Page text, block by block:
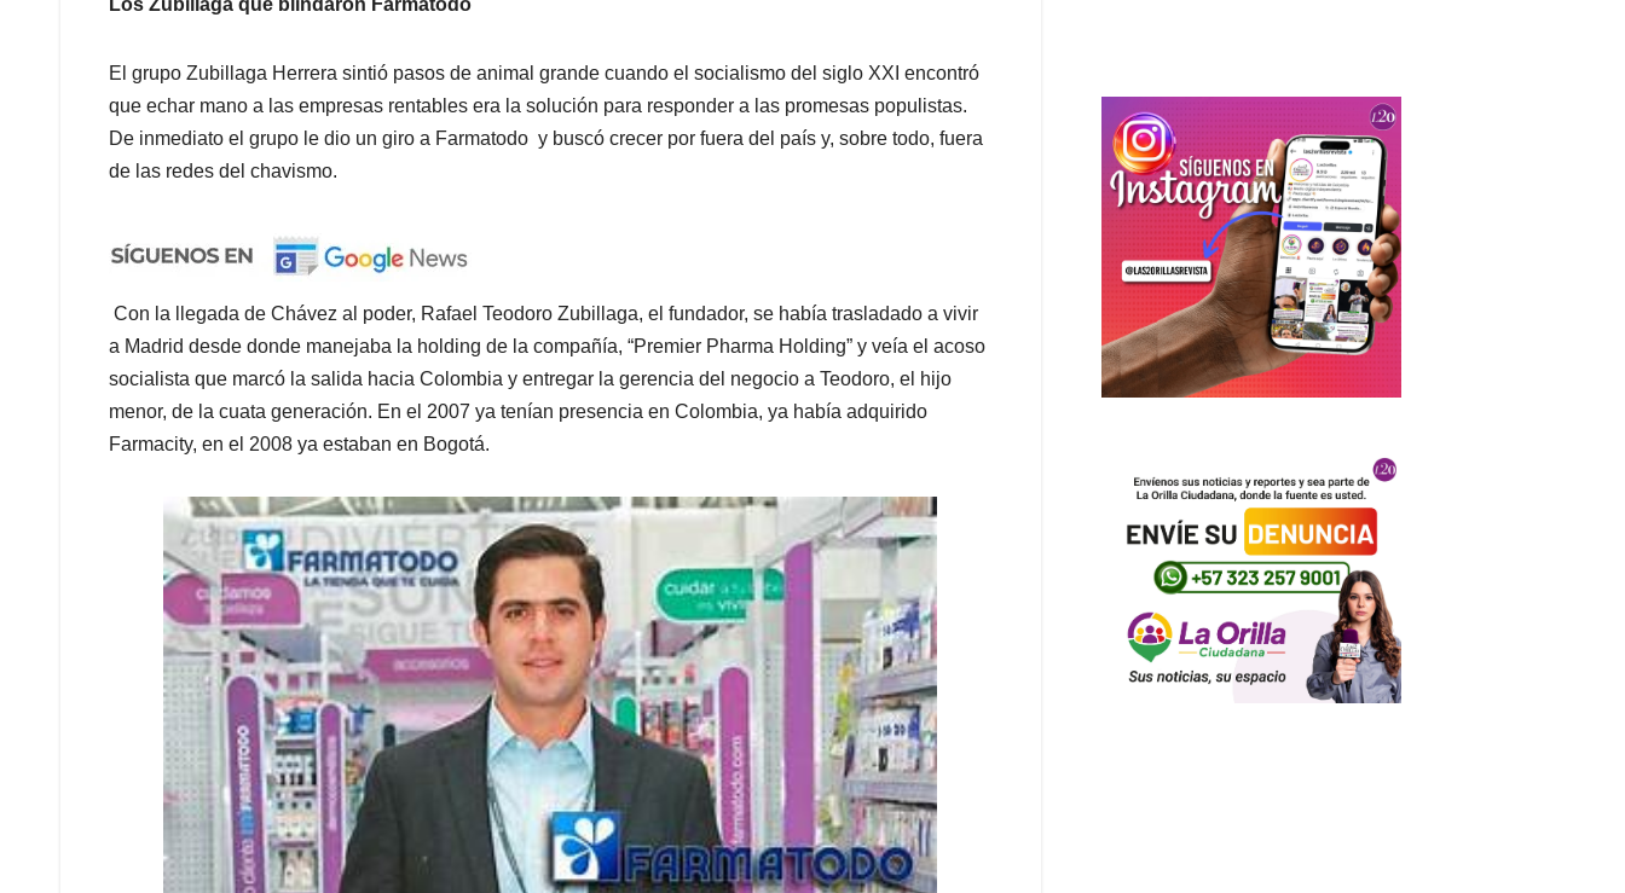
Los Zubillaga que blindaron Farmatodo
El grupo Zubillaga Herrera sintió pasos de animal grande cuando el socialismo del siglo XXI encontró
que echar mano a las empresas rentables era la solución para responder a las promesas populistas.
De inmediato el grupo le dio un giro a Farmatodo y buscó crecer por fuera del país y, sobre todo, fuera
de las redes del chavismo.
Con la llegada de Chávez al poder, Rafael Teodoro Zubillaga, el fundador, se había trasladado a vivir
a Madrid desde donde manejaba la holding de la compañía, “Premier Pharma Holding” y veía el acoso
socialista que marcó la salida hacia Colombia y entregar la gerencia del negocio a Teodoro, el hijo
menor, de la cuata generación. En el 2007 ya tenían presencia en Colombia, ya había adquirido
Farmacity, en el 2008 ya estaban en Bogotá.